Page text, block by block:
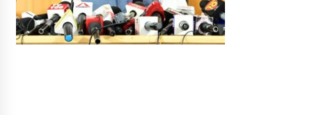
Thought Of The Day 13 May
May 13, 2022